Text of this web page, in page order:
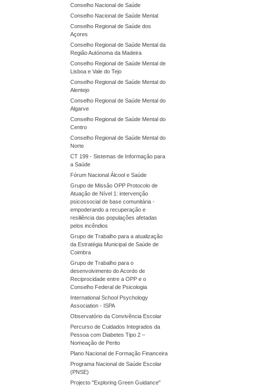
Conselho Nacional de Saúde
Conselho Nacional de Saúde Mental
Conselho Regional de Saúde dos
Açores
Conselho Regional de Saúde Mental da
Região Autónoma da Madeira
Conselho Regional de Saúde Mental de
Lisboa e Vale do Tejo
Conselho Regional de Saúde Mental do
Alentejo
Conselho Regional de Saúde Mental do
Algarve
Conselho Regional de Saúde Mental do
Centro
Conselho Regional de Saúde Mental do
Norte
CT 199 - Sistemas de Informação para
a Saúde
Fórum Nacional Álcool e Saúde
Grupo de Missão OPP Protocolo de
Atuação de Nível 1: intervenção
psicossocial de base comunitária -
empoderando a recuperação e
resiliência das populações afetadas
pelos incêndios
Grupo de Trabalho para a atualização
da Estratégia Municipal de Saúde de
Coimbra
Grupo de Trabalho para o
desenvolvimento do Acordo de
Reciprocidade entre a OPP e o
Conselho Federal de Psicologia
International School Psychology
Association - ISPA
Observatório da Convivência Escolar
Percurso de Cuidados Integrados da
Pessoa com Diabetes Tipo 2 –
Nomeação de Perito
Plano Nacional de Formação Financeira
Programa Nacional de Saúde Escolar
(PNSE)
Projecto "Exploring Green Guidance"